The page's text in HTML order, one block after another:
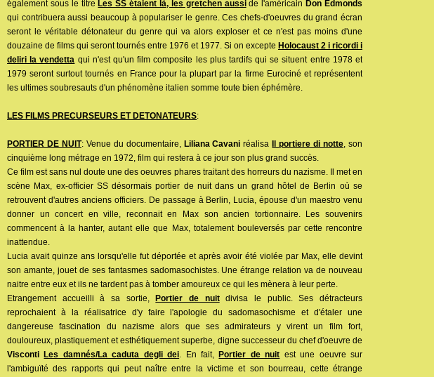
également sous le titre Les SS étaient là, les gretchen ausside l'américain Don Edmonds
qui contribuera aussi beaucoup à populariser le genre. Ces chefs-d'oeuvres du grand écran
seront le véritable détonateur du genre qui va alors exploser et ce n'est pas moins d'une
douzaine de films qui seront tournés entre 1976 et 1977. Si on excepte Holocaust 2 i ricordi i
deliri la vendetta qui n'est qu'un film composite les plus tardifs qui se situent entre 1978 et
1979 seront surtout tournés en France pour la plupart par la firme Eurociné et représentent
les ultimes soubresauts d'un phénomène italien somme toute bien éphémère.
LES FILMS PRECURSEURS ET DETONATEURS:
PORTIER DE NUIT: Venue du documentaire, Liliana Cavani réalisa Il portiere di notte, son
cinquième long métrage en 1972, film qui restera à ce jour son plus grand succès.
Ce film est sans nul doute une des oeuvres phares traitant des horreurs du nazisme. Il met en
scène Max, ex-officier SS désormais portier de nuit dans un grand hôtel de Berlin où se
retrouvent d'autres anciens officiers. De passage à Berlin, Lucia, épouse d'un maestro venu
donner un concert en ville, reconnait en Max son ancien tortionnaire. Les souvenirs
commencent à la hanter, autant elle que Max, totalement bouleversés par cette rencontre
inattendue.
Lucia avait quinze ans lorsqu'elle fut déportée et après avoir été violée par Max, elle devint
son amante, jouet de ses fantasmes sadomasochistes. Une étrange relation va de nouveau
naitre entre eux et ils ne tardent pas à tomber amoureux ce qui les mènera à leur perte.
Etrangement accueilli à sa sortie,
Portier de nuitdivisa le public. Ses détracteurs
reprochaient à la réalisatrice d'y faire l'apologie du sadomasochisme et d'étaler une
dangereuse fascination du nazisme alors que ses admirateurs y virent un film fort,
douloureux, plastiquement et esthétiquement superbe, digne successeur du chef d'oeuvre de
Visconti Les damnés/La caduta degli dei. En fait, Portier de nuit est une oeuvre sur
l'ambiguïté des rapports qui peut naître entre la victime et son bourreau, cette étrange